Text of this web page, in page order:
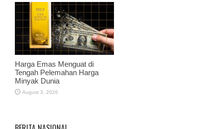
Harga Emas Menguat di
Tengah Pelemahan Harga
Minyak Dunia
August 3, 2026